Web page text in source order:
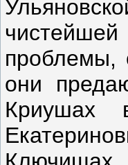
проблемы,
они
Криушах